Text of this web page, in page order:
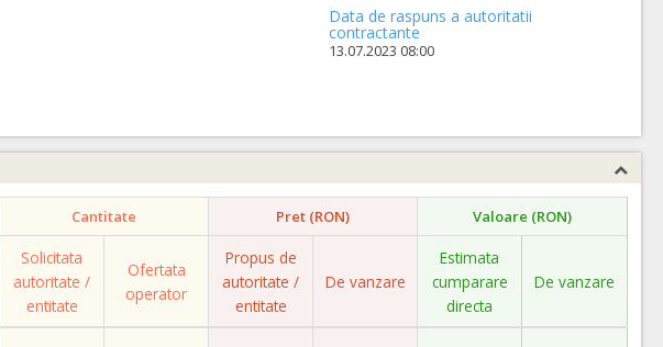
Data de raspuns a autoritatii
contractante
13.07.2023 08:00
Cantitate Pret (RON) Valoare (RON)
Solicitata
autoritate /
entitate
Ofertata
operator
Propus de
autoritate /
entitate
De vanzare
Estimata
cumparare
directa
De vanzare